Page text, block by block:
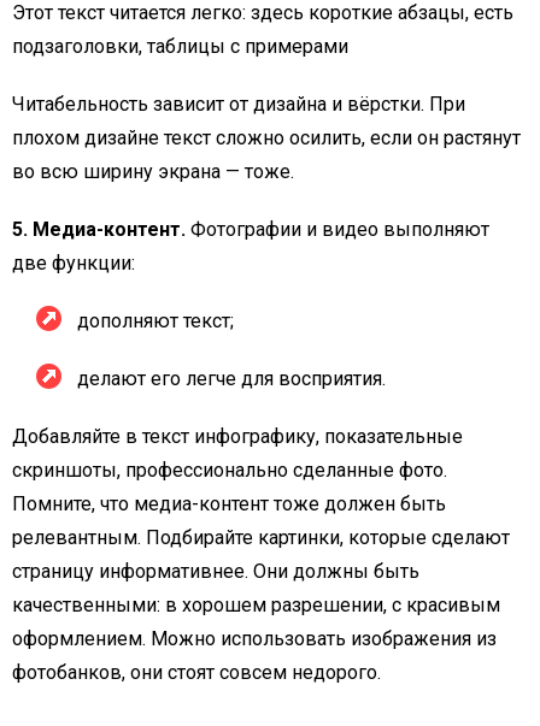
Этот текст читается легко: здесь короткие абзацы, есть
подзаголовки, таблицы с примерами
Читабельность зависит от дизайна и вёрстки. При
плохом дизайне текст сложно осилить, если он растянут
во всю ширину экрана — тоже.
5. Медиа-контент. Фотографии и видео выполняют
две функции:
дополняют текст;
делают его легче для восприятия.
Добавляйте в текст инфографику, показательные
скриншоты, профессионально сделанные фото.
Помните, что медиа-контент тоже должен быть
релевантным. Подбирайте картинки, которые сделают
страницу информативнее. Они должны быть
качественными: в хорошем разрешении, с красивым
оформлением. Можно использовать изображения из
фотобанков, они стоят совсем недорого.